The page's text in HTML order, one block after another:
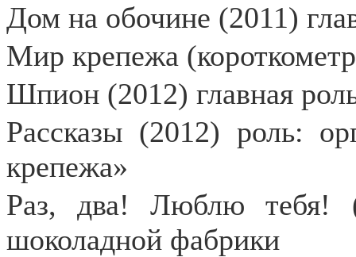
Дом на обочине (2011)
Мир крепежа
Шпион (2012) главная
Рассказы (2012) роль:
крепежа»
Раз, два! Люблю тебя!
шоколадной фабрики